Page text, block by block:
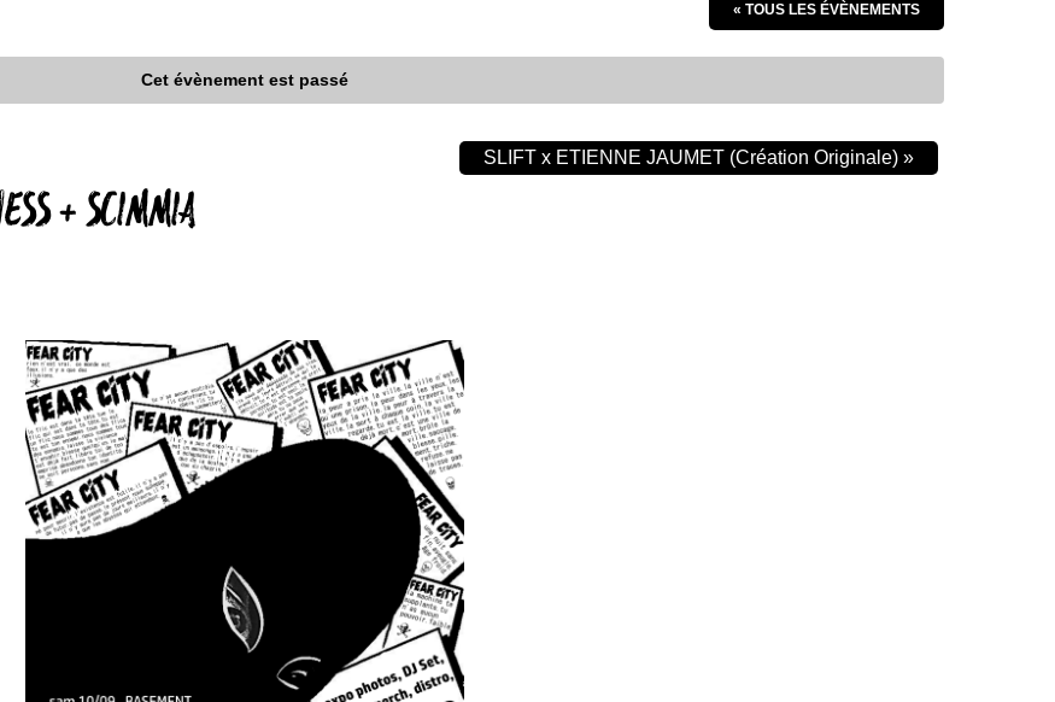
« TOUS LES ÉVÈNEMENTS
Cet évènement est passé
+ SCIMMIA
SLIFT x ETIENNE JAUMET (Création Originale) »